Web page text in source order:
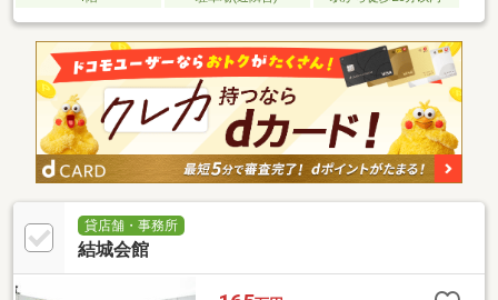
貸店舗・事務所
結城会館